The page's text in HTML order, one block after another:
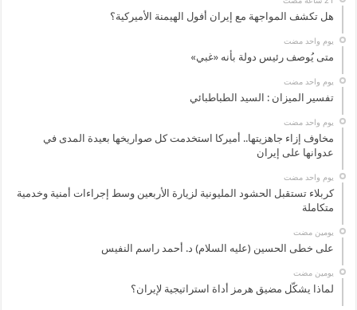
هل تكشف المواجهة مع إيران أفول الهيمنة الأميركية؟
‏يوم واحد مضت
متى يُوصف رئيس دولة بأنه «غبي»
‏يوم واحد مضت
تفسير الميزان : السيد الطباطبائي
‏يوم واحد مضت
مخاوف إزاء جاهزيتها.. أميركا استخدمت كل صواريخها بعيدة المدى في
عدوانها على إيران
‏يوم واحد مضت
كربلاء تستقبل الحشود المليونية لزيارة الأربعين وسط إجراءات أمنية وخدمية
متكاملة
‏يومين مضت
على خطى الحسين (عليه السلام) د. أحمد راسم النفيس
‏يومين مضت
لماذا يشكّل مضيق هرمز أداة استراتيجية لإيران؟